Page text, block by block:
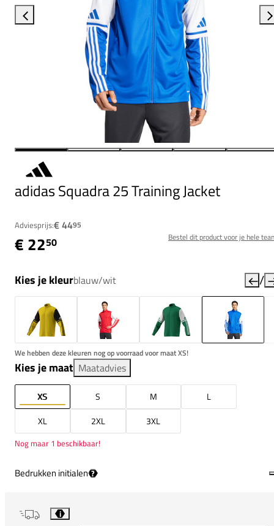
adidas Squadra 25 Training Jacket
Adviesprijs:€ 4495
€ 2250 Bestel dit product voor je hele
Kies je kleurblauw/wit /
We hebben deze kleuren nog op voorraad voor maat XS!
Kies je maat Maatadvies
XS S M
L
XL
2XL 3XL
Nog maar 1 beschikbaar!
Bedrukken initialen ?
i